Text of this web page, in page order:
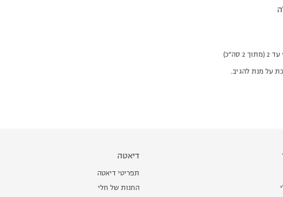
על מנת להגיב.
דיאטה
תפריטי דיאטה
החנות של חלי